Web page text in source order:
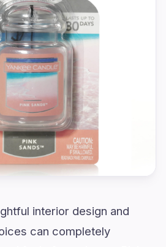
interior design and
can completely